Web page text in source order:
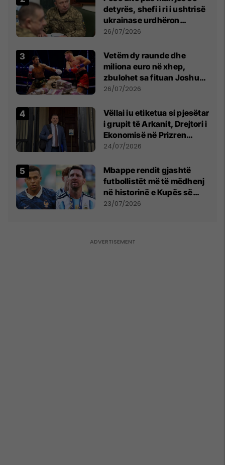
detyrës, shefi i ri i ushtrisë
ukrainase urdhëron
kontroll të madh
26/07/2026
Vetëm dy raunde dhe
miliona euro në xhep,
zbulohet sa fituan Joshua
e Prenga
26/07/2026
Vëllai iu etiketua si pjesëtar
i grupit të Arkanit, Drejtori i
Ekonomisë në Prizren
mohon pretendimet
24/07/2026
Mbappe rendit gjashtë
futbollistët më të mëdhenj
në historinë e Kupës së
Botës, Messi mbetet i dyti
23/07/2026